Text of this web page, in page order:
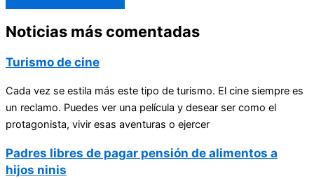
Noticias más comentadas
Turismo de cine
Cada vez se estila más este tipo de turismo. El cine siempre es
un reclamo. Puedes ver una película y desear ser como el
protagonista, vivir esas aventuras o ejercer
Padres libres de pagar pensión de alimentos a
hijos ninis